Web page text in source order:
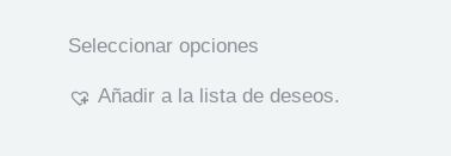
Seleccionar opciones
Añadir a la lista de deseos.